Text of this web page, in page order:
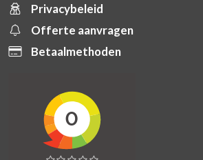
Privacybeleid
Offerte aanvragen
Betaalmethoden